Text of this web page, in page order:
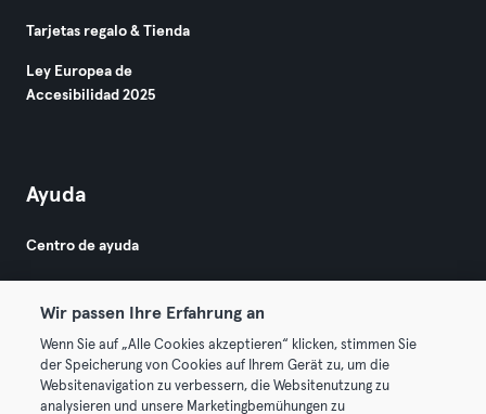
Tarjetas regalo & Tienda
Ley Europea de
Accesibilidad 2025
Ayuda
Centro de ayuda
© 2026 Urban Sports Group GmbH. All rights reserved.
Wir passen Ihre Erfahrung an
Wenn Sie auf „Alle Cookies akzeptieren“ klicken, stimmen Sie
der Speicherung von Cookies auf Ihrem Gerät zu, um die
Websitenavigation zu verbessern, die Websitenutzung zu
analysieren und unsere Marketingbemühungen zu